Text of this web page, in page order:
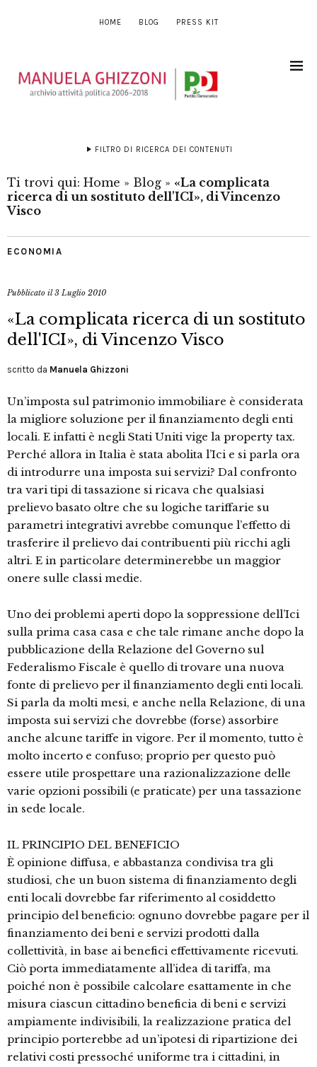
HOME BLOG PRESS KIT
FILTRO DI RICERCA DEI CONTENUTI
Ti trovi qui: Home » Blog » «La complicata
ricerca di un sostituto dell'ICI», di Vincenzo
Visco
ECONOMIA
Pubblicato il3 Luglio 2010
«La complicata ricerca di un sostituto
dell'ICI», di Vincenzo Visco
scritto da Manuela Ghizzoni
Un’imposta sul patrimonio immobiliare è considerata
la migliore soluzione per il finanziamento degli enti
locali. E infatti è negli Stati Uniti vige la property tax.
Perché allora in Italia è stata abolita l’Ici e si parla ora
di introdurre una imposta sui servizi? Dal confronto
tra vari tipi di tassazione si ricava che qualsiasi
prelievo basato oltre che su logiche tariffarie su
parametri integrativi avrebbe comunque l’effetto di
trasferire il prelievo dai contribuenti più ricchi agli
altri. E in particolare determinerebbe un maggior
onere sulle classi medie.
Uno dei problemi aperti dopo la soppressione dell’Ici
sulla prima casa casa e che tale rimane anche dopo la
pubblicazione della Relazione del Governo sul
Federalismo Fiscale è quello di trovare una nuova
fonte di prelievo per il finanziamento degli enti locali.
Si parla da molti mesi, e anche nella Relazione, di una
imposta sui servizi che dovrebbe (forse) assorbire
anche alcune tariffe in vigore. Per il momento, tutto è
molto incerto e confuso; proprio per questo può
essere utile prospettare una razionalizzazione delle
varie opzioni possibili (e praticate) per una tassazione
in sede locale.
IL PRINCIPIO DEL BENEFICIO
È opinione diffusa, e abbastanza condivisa tra gli
studiosi, che un buon sistema di finanziamento degli
enti locali dovrebbe far riferimento al cosiddetto
principio del beneficio: ognuno dovrebbe pagare per il
finanziamento dei beni e servizi prodotti dalla
collettività, in base ai benefici effettivamente ricevuti.
Ciò porta immediatamente all’idea di tariffa, ma
poiché non è possibile calcolare esattamente in che
misura ciascun cittadino beneficia di beni e servizi
ampiamente indivisibili, la realizzazione pratica del
principio porterebbe ad un’ipotesi di ripartizione dei
relativi costi pressoché uniforme tra i cittadini, in